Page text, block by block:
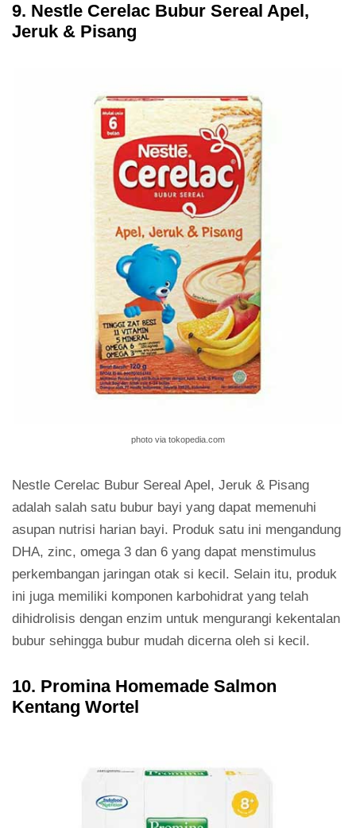
9. Nestle Cerelac Bubur Sereal Apel,
Jeruk & Pisang
photo via tokopedia.com
Nestle Cerelac Bubur Sereal Apel, Jeruk & Pisang
adalah salah satu bubur bayi yang dapat memenuhi
asupan nutrisi harian bayi. Produk satu ini mengandung
DHA, zinc, omega 3 dan 6 yang dapat menstimulus
perkembangan jaringan otak si kecil. Selain itu, produk
ini juga memiliki komponen karbohidrat yang telah
dihidrolisis dengan enzim untuk mengurangi kekentalan
bubur sehingga bubur mudah dicerna oleh si kecil.
10. Promina Homemade Salmon
Kentang Wortel